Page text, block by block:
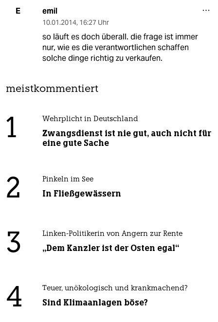
E emil
10.01.2014, 16:27 Uhr
so läuft es doch überall. die frage ist immer
nur, wie es die verantwortlichen schaffen
solche dinge richtig zu verkaufen.
meistkommentiert
1 Wehrplicht in Deutschland
Zwangsdienst ist nie gut, auch nicht für
eine gute Sache
2 Pinkeln im See
In Fließgewässern
3 Linken-Politikerin von Angern zur Rente
„Dem Kanzler ist der Osten egal“
4 Teuer, unökologisch und krankmachend?
Sind Klimaanlagen böse?